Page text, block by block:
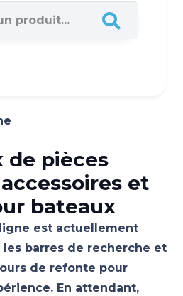
de pièces
et
bateaux
est actuellement
barres de recherche et
de refonte pour
En attendant,